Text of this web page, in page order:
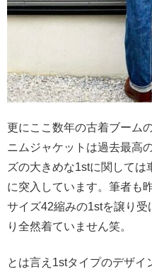
更にここ数年の古着ブーム
ニムジャケットは過去最高
ズの大きめな1stに関して
に突入しています。筆者も
サイズ42縮みの1stを譲り
り全然着ていません笑。
とは言え1stタイプのデザイ